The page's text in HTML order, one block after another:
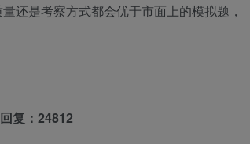
还是考察方式都会优于市面上的模拟题，
复：24812